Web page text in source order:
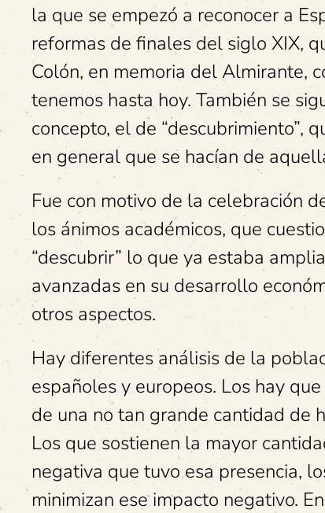
la que se empezó a reconocer a
reformas de finales del siglo XIX,
Colón, en memoria del Almirante,
tenemos hasta hoy. También se
concepto, el de “descubrimiento”,
en general que se hacían de
Fue con motivo de la celebración
los ánimos académicos, que
“descubrir” lo que ya estaba
avanzadas en su desarrollo
otros aspectos.
Hay diferentes análisis de la
españoles y europeos. Los hay
de una no tan grande cantidad de
Los que sostienen la mayor
negativa que tuvo esa presencia,
minimizan ese impacto negativo.